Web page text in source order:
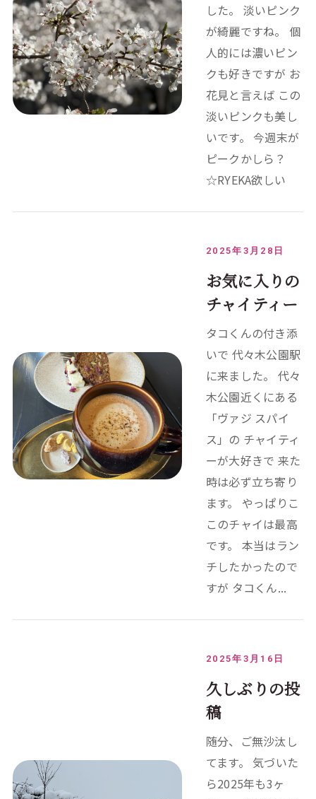
した。 淡いピンク
が綺麗ですね。 個
人的には濃いピン
クも好きですが お
花見と言えば この
淡いピンクも美し
いです。 今週末が
ピークかしら？
☆RYEKA欲しい
2025年3月28日
お気に入りの
チャイティー
タコくんの付き添
いで 代々木公園駅
に来ました。 代々
木公園近くにある
「ヴァジ スパイ
ス」の チャイティ
ーが大好きで 来た
時は必ず立ち寄り
ます。 やっぱりこ
このチャイは最高
です。 本当はラン
チしたかったので
すが タコくん...
2025年3月16日
久しぶりの投
稿
随分、ご無沙汰し
てます。 気づいた
ら2025年も3ヶ